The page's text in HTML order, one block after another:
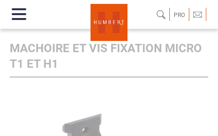
PRO
MACHOIRE ET VIS FIXATION MICRO
T1 ET H1